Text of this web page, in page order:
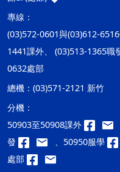
專線：
(03)572-0601與(03)612-
1441課外、 (03)513-1365職
0632處部
總機： (03)571-2121 新竹
分機：
50903至50908課外
發
、50950服學
處部